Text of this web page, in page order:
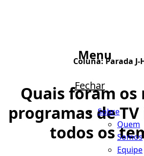
Menu
Fechar
Sobre
Quem
Somos
Equipe
Coluna:Parada J-
Quais foram os
programas de
todos os